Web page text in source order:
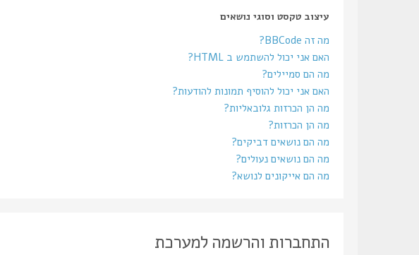
עיצוב טקסט וסוגי נושאים
מה זה BBCode?
האם אני יכול להשתמש ב HTML?
מה הם סמיילים?
האם אני יכול להוסיף תמונות להודעות?
מה הן הכרזות גלובאליות?
מה הן הכרזות?
מה הם נושאים דביקים?
מה הם נושאים נעולים?
מה הם אייקונים לנושא?
התחברות והרשמה למערכת